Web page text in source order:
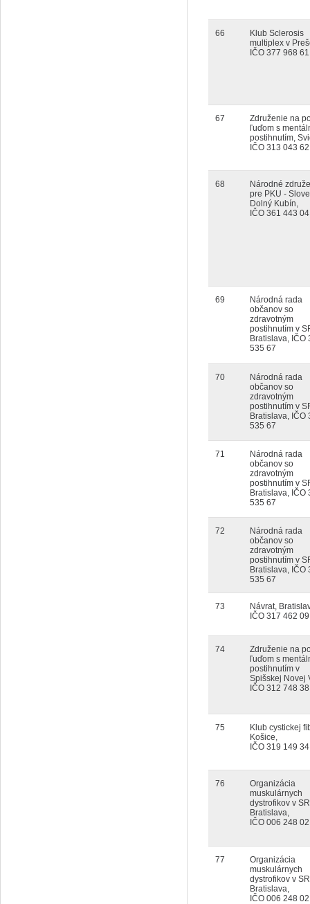
66
Klub Sclerosis
multiplex v
IČO 377 968 61
67
Združenie na
ľuďom s
postihnutím,
IČO 313 043 62
68
Národné
pre PKU -
Dolný Kubín,
IČO 361 443 04
69
Národná rada
občanov so
zdravotným
postihnutím v
Bratislava, IČO
535 67
70
Národná rada
občanov so
zdravotným
postihnutím v
Bratislava, IČO
535 67
71
Národná rada
občanov so
zdravotným
postihnutím v
Bratislava, IČO
535 67
72
Národná rada
občanov so
zdravotným
postihnutím v
Bratislava, IČO
535 67
73
Návrat,
IČO 317 462 09
74
Združenie na
ľuďom s
postihnutím v
Spišskej Novej
IČO 312 748 38
75
Klub cystickej
Košice,
IČO 319 149 34
76
Organizácia
muskulárnych
dystrofikov v
Bratislava,
IČO 006 248 02
77
Organizácia
muskulárnych
dystrofikov v
Bratislava,
IČO 006 248 02